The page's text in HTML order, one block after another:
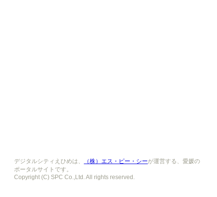
デジタルシティえひめは、 （株）エス・ピー・シーが運営する、愛媛の
ポータルサイトです。
Copyright (C) SPC Co.,Ltd. All rights reserved.